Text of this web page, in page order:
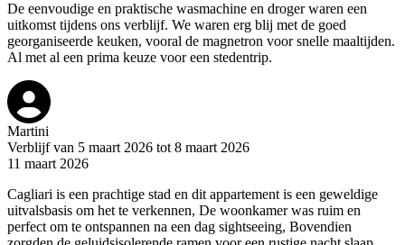
De eenvoudige en praktische wasmachine en droger waren een
uitkomst tijdens ons verblijf. We waren erg blij met de goed
georganiseerde keuken, vooral de magnetron voor snelle maaltijden.
Al met al een prima keuze voor een stedentrip.
Martini
Verblijf van 5 maart 2026 tot 8 maart 2026
11 maart 2026
Cagliari is een prachtige stad en dit appartement is een geweldige
uitvalsbasis om het te verkennen, De woonkamer was ruim en
perfect om te ontspannen na een dag sightseeing, Bovendien